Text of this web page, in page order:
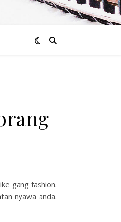
gang fashion.
nyawa anda.